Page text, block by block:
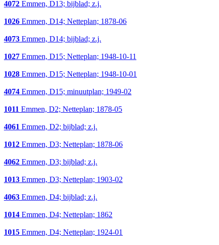
4072 Emmen, D13; bijblad; z.j.
1026 Emmen, D14; Netteplan; 1878-06
4073 Emmen, D14; bijblad; z.j.
1027 Emmen, D15; Netteplan; 1948-10-11
1028 Emmen, D15; Netteplan; 1948-10-01
4074 Emmen, D15; minuutplan; 1949-02
1011 Emmen, D2; Netteplan; 1878-05
4061 Emmen, D2; bijblad; z.j.
1012 Emmen, D3; Netteplan; 1878-06
4062 Emmen, D3; bijblad; z.j.
1013 Emmen, D3; Netteplan; 1903-02
4063 Emmen, D4; bijblad; z.j.
1014 Emmen, D4; Netteplan; 1862
1015 Emmen, D4; Netteplan; 1924-01